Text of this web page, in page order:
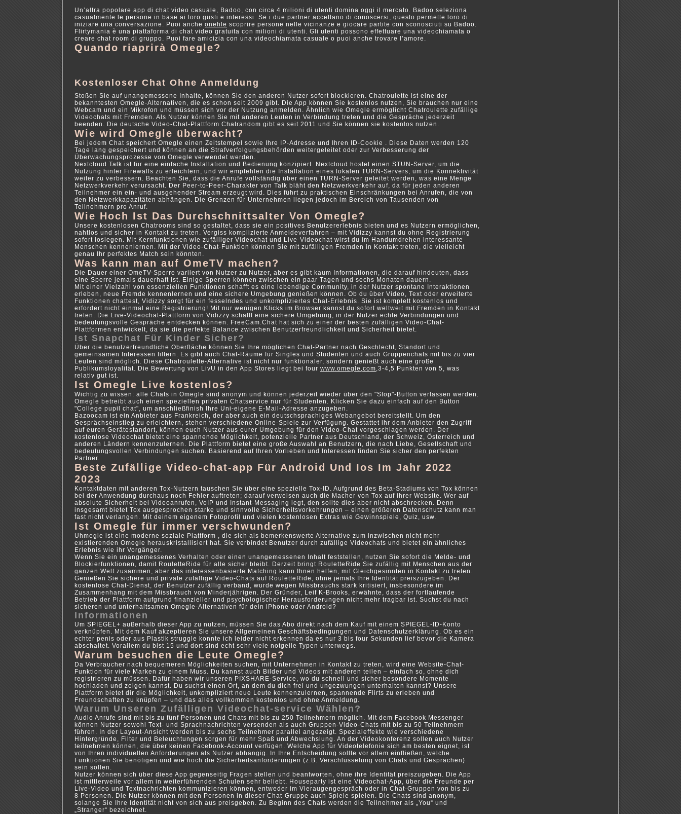
Un’altra popolare app di chat video casuale, Badoo, con circa 4 milioni di utenti domina oggi il mercato. Badoo seleziona
casualmente le persone in base ai loro gusti e interessi. Se i due partner accettano di conoscersi, questo permette loro di
iniziare una conversazione. Puoi anche onehle scoprire persone nelle vicinanze e giocare partite con sconosciuti su Badoo.
Flirtymania è una piattaforma di chat video gratuita con milioni di utenti. Gli utenti possono effettuare una videochiamata o
creare chat room di gruppo. Puoi fare amicizia con una videochiamata casuale o puoi anche trovare l’amore.
Quando riaprirà Omegle?
Kostenloser Chat Ohne Anmeldung
Stoßen Sie auf unangemessene Inhalte, können Sie den anderen Nutzer sofort blockieren. Chatroulette ist eine der
bekanntesten Omegle-Alternativen, die es schon seit 2009 gibt. Die App können Sie kostenlos nutzen, Sie brauchen nur eine
Webcam und ein Mikrofon und müssen sich vor der Nutzung anmelden. Ähnlich wie Omegle ermöglicht Chatroulette zufällige
Videochats mit Fremden. Als Nutzer können Sie mit anderen Leuten in Verbindung treten und die Gespräche jederzeit
beenden. Die deutsche Video-Chat-Plattform Chatrandom gibt es seit 2011 und Sie können sie kostenlos nutzen.
Wie wird Omegle überwacht?
Bei jedem Chat speichert Omegle einen Zeitstempel sowie Ihre IP-Adresse und Ihren ID-Cookie . Diese Daten werden 120
Tage lang gespeichert und können an die Strafverfolgungsbehörden weitergeleitet oder zur Verbesserung der
Überwachungsprozesse von Omegle verwendet werden.
Nextcloud Talk ist für eine einfache Installation und Bedienung konzipiert. Nextcloud hostet einen STUN-Server, um die
Nutzung hinter Firewalls zu erleichtern, und wir empfehlen die Installation eines lokalen TURN-Servers, um die Konnektivität
weiter zu verbessern. Beachten Sie, dass die Anrufe vollständig über einen TURN-Server geleitet werden, was eine Menge
Netzwerkverkehr verursacht. Der Peer-to-Peer-Charakter von Talk bläht den Netzwerkverkehr auf, da für jeden anderen
Teilnehmer ein ein- und ausgehender Stream erzeugt wird. Dies führt zu praktischen Einschränkungen bei Anrufen, die von
den Netzwerkkapazitäten abhängen. Die Grenzen für Unternehmen liegen jedoch im Bereich von Tausenden von
Teilnehmern pro Anruf.
Wie Hoch Ist Das Durchschnittsalter Von Omegle?
Unsere kostenlosen Chatrooms sind so gestaltet, dass sie ein positives Benutzererlebnis bieten und es Nutzern ermöglichen,
nahtlos und sicher in Kontakt zu treten. Vergiss komplizierte Anmeldeverfahren – mit Vidizzy kannst du ohne Registrierung
sofort loslegen. Mit Kernfunktionen wie zufälliger Videochat und Live-Videochat wirst du im Handumdrehen interessante
Menschen kennenlernen. Mit der Video-Chat-Funktion können Sie mit zufälligen Fremden in Kontakt treten, die vielleicht
genau Ihr perfektes Match sein könnten.
Was kann man auf OmeTV machen?
Die Dauer einer OmeTV-Sperre variiert von Nutzer zu Nutzer, aber es gibt kaum Informationen, die darauf hindeuten, dass
eine Sperre jemals dauerhaft ist. Einige Sperren können zwischen ein paar Tagen und sechs Monaten dauern.
Mit einer Vielzahl von essenziellen Funktionen schafft es eine lebendige Community, in der Nutzer spontane Interaktionen
erleben, neue Fremde kennenlernen und eine sichere Umgebung genießen können. Ob du über Video, Text oder erweiterte
Funktionen chattest, Vidizzy sorgt für ein fesselndes und unkompliziertes Chat-Erlebnis. Sie ist komplett kostenlos und
erfordert nicht einmal eine Registrierung! Mit nur wenigen Klicks im Browser kannst du sofort weltweit mit Fremden in Kontakt
treten. Die Live-Videochat-Plattform von Vidizzy schafft eine sichere Umgebung, in der Nutzer echte Verbindungen und
bedeutungsvolle Gespräche entdecken können. FreeCam.Chat hat sich zu einer der besten zufälligen Video-Chat-
Plattformen entwickelt, da sie die perfekte Balance zwischen Benutzerfreundlichkeit und Sicherheit bietet.
Ist Snapchat Für Kinder Sicher?
Über die benutzerfreundliche Oberfläche können Sie Ihre möglichen Chat-Partner nach Geschlecht, Standort und
gemeinsamen Interessen filtern. Es gibt auch Chat-Räume für Singles und Studenten und auch Gruppenchats mit bis zu vier
Leuten sind möglich. Diese Chatroulette-Alternative ist nicht nur funktionaler, sondern genießt auch eine große
Publikumsloyalität. Die Bewertung von LivU in den App Stores liegt bei four www.omegle,com,3-4,5 Punkten von 5, was
relativ gut ist.
Ist Omegle Live kostenlos?
Wichtig zu wissen: alle Chats in Omegle sind anonym und können jederzeit wieder über den "Stop"-Button verlassen werden.
Omegle betreibt auch einen speziellen privaten Chatservice nur für Studenten. Klicken Sie dazu einfach auf den Button
"College pupil chat", um anschließfinish Ihre Uni-eigene E-Mail-Adresse anzugeben.
Bazoocam ist ein Anbieter aus Frankreich, der aber auch ein deutschsprachiges Webangebot bereitstellt. Um den
Gesprächseinstieg zu erleichtern, stehen verschiedene Online-Spiele zur Verfügung. Gestattet ihr dem Anbieter den Zugriff
auf euren Gerätestandort, können euch Nutzer aus eurer Umgebung für den Video-Chat vorgeschlagen werden. Der
kostenlose Videochat bietet eine spannende Möglichkeit, potenzielle Partner aus Deutschland, der Schweiz, Österreich und
anderen Ländern kennenzulernen. Die Plattform bietet eine große Auswahl an Benutzern, die nach Liebe, Gesellschaft und
bedeutungsvollen Verbindungen suchen. Basierend auf Ihren Vorlieben und Interessen finden Sie sicher den perfekten
Partner.
Beste Zufällige Video-chat-app Für Android Und Ios Im Jahr 2022
2023
Kontaktdaten mit anderen Tox-Nutzern tauschen Sie über eine spezielle Tox-ID. Aufgrund des Beta-Stadiums von Tox können
bei der Anwendung durchaus noch Fehler auftreten; darauf verweisen auch die Macher von Tox auf ihrer Website. Wer auf
absolute Sicherheit bei Videoanrufen, VoIP und Instant-Messaging legt, den sollte dies aber nicht abschrecken. Denn
insgesamt bietet Tox ausgesprochen starke und sinnvolle Sicherheitsvorkehrungen – einen größeren Datenschutz kann man
fast nicht verlangen. Mit deinem eigenem Fotoprofil und vielen kostenlosen Extras wie Gewinnspiele, Quiz, usw.
Ist Omegle für immer verschwunden?
Uhmegle ist eine moderne soziale Plattform , die sich als bemerkenswerte Alternative zum inzwischen nicht mehr
existierenden Omegle herauskristallisiert hat. Sie verbindet Benutzer durch zufällige Videochats und bietet ein ähnliches
Erlebnis wie ihr Vorgänger.
Wenn Sie ein unangemessenes Verhalten oder einen unangemessenen Inhalt feststellen, nutzen Sie sofort die Melde- und
Blockierfunktionen, damit RouletteRide für alle sicher bleibt. Derzeit bringt RouletteRide Sie zufällig mit Menschen aus der
ganzen Welt zusammen, aber das interessenbasierte Matching kann Ihnen helfen, mit Gleichgesinnten in Kontakt zu treten.
Genießen Sie sichere und private zufällige Video-Chats auf RouletteRide, ohne jemals Ihre Identität preiszugeben. Der
kostenlose Chat-Dienst, der Benutzer zufällig verband, wurde wegen Missbrauchs stark kritisiert, insbesondere im
Zusammenhang mit dem Missbrauch von Minderjährigen. Der Gründer, Leif K-Brooks, erwähnte, dass der fortlaufende
Betrieb der Plattform aufgrund finanzieller und psychologischer Herausforderungen nicht mehr tragbar ist. Suchst du nach
sicheren und unterhaltsamen Omegle-Alternativen für dein iPhone oder Android?
Informationen
Um SPIEGEL+ außerhalb dieser App zu nutzen, müssen Sie das Abo direkt nach dem Kauf mit einem SPIEGEL-ID-Konto
verknüpfen. Mit dem Kauf akzeptieren Sie unsere Allgemeinen Geschäftsbedingungen und Datenschutzerklärung. Ob es ein
echter penis oder aus Plastik struggle konnte ich leider nicht erkennen da es nur 3 bis four Sekunden lief bevor die Kamera
abschaltet. Vorallem du bist 15 und dort sind echt sehr viele notgeile Typen unterwegs.
Warum besuchen die Leute Omegle?
Da Verbraucher nach bequemeren Möglichkeiten suchen, mit Unternehmen in Kontakt zu treten, wird eine Website-Chat-
Funktion für viele Marken zu einem Muss. Du kannst auch Bilder und Videos mit anderen teilen – einfach so, ohne dich
registrieren zu müssen. Dafür haben wir unseren PIXSHARE-Service, wo du schnell und sicher besondere Momente
hochladen und zeigen kannst. Du suchst einen Ort, an dem du dich frei und ungezwungen unterhalten kannst? Unsere
Plattform bietet dir die Möglichkeit, unkompliziert neue Leute kennenzulernen, spannende Flirts zu erleben und
Freundschaften zu knüpfen – und das alles vollkommen kostenlos und ohne Anmeldung.
Warum Unseren Zufälligen Videochat-service Wählen?
Audio Anrufe sind mit bis zu fünf Personen und Chats mit bis zu 250 Teilnehmern möglich. Mit dem Facebook Messenger
können Nutzer sowohl Text- und Sprachnachrichten versenden als auch Gruppen-Video-Chats mit bis zu 50 Teilnehmern
führen. In der Layout-Ansicht werden bis zu sechs Teilnehmer parallel angezeigt. Spezialeffekte wie verschiedene
Hintergründe, Filter und Beleuchtungen sorgen für mehr Spaß und Abwechslung. An der Videokonferenz sollen auch Nutzer
teilnehmen können, die über keinen Facebook-Account verfügen. Welche App für Videotelefonie sich am besten eignet, ist
von Ihren individuellen Anforderungen als Nutzer abhängig. In Ihre Entscheidung sollte vor allem einfließen, welche
Funktionen Sie benötigen und wie hoch die Sicherheitsanforderungen (z.B. Verschlüsselung von Chats und Gesprächen)
sein sollen.
Nutzer können sich über diese App gegenseitig Fragen stellen und beantworten, ohne ihre Identität preiszugeben. Die App
ist mittlerweile vor allem in weiterführenden Schulen sehr beliebt. Houseparty ist eine Videochat-App, über die Freunde per
Live-Video und Textnachrichten kommunizieren können, entweder im Vieraugengespräch oder in Chat-Gruppen von bis zu
8 Personen. Die Nutzer können mit den Personen in dieser Chat-Gruppe auch Spiele spielen. Die Chats sind anonym,
solange Sie Ihre Identität nicht von sich aus preisgeben. Zu Beginn des Chats werden die Teilnehmer als „You“ und
„Stranger“ bezeichnet.